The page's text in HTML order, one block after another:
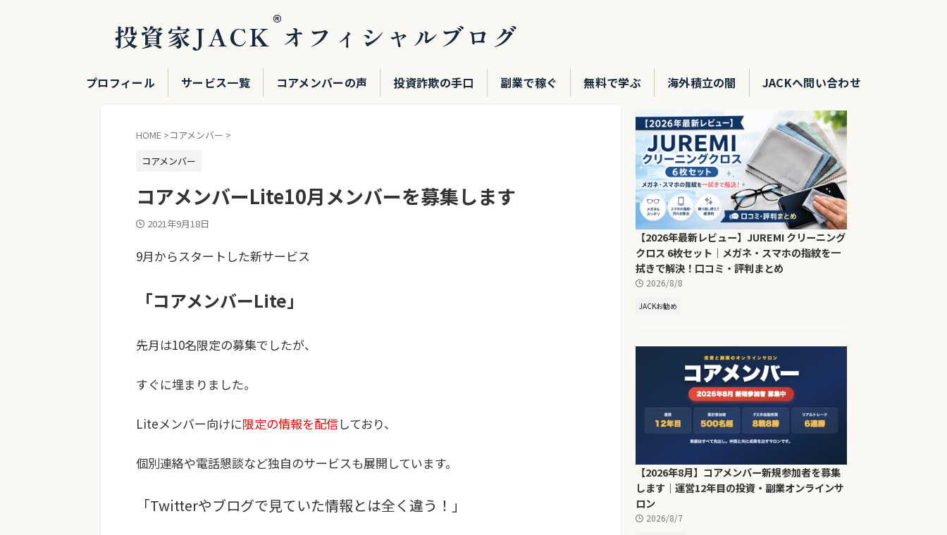
投資家JACK®オフィシャルブログ
プロフィール サービス一覧 コアメンバーの声 投資詐欺の手口 副業で稼ぐ 無料で学ぶ 海外積立の闇 JACKへ問い合わせ
HOME >コアメンバー >
コアメンバー
コアメンバーLite10月メンバーを募集します
2021年9月18日
9月からスタートした新サービス
「コアメンバーLite」
先月は10名限定の募集でしたが、
すぐに埋まりました。
Liteメンバー向けに限定の情報を配信 しており、
個別連絡や電話懇談など独自のサービスも展開しています。
「Twitterやブログで見ていた情報とは全く違う！」
【2026年最新レビュー】JUREMI クリーニング
クロス 6枚セット｜メガネ・スマホの指紋を一
拭きで解決！口コミ・評判まとめ
2026/8/8
JACKお勧め
【2026年8月】コアメンバー新規参加者を募集
します｜運営12年目の投資・副業オンラインサ
ロン
2026/8/7